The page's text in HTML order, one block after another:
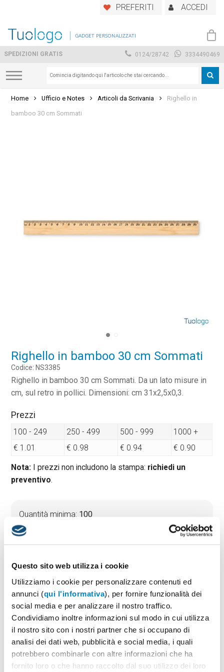
Questo sito web utilizza i cookie
Utilizziamo i cookie per personalizzare contenuti ed
annunci (qui l'informativa), per fornire funzionalità dei
social media e per analizzare il nostro traffico.
Condividiamo inoltre informazioni sul modo in cui utilizza
il nostro sito con i nostri partner che si occupano di
analisi dei dati web, pubblicità e social media, i quali
potrebbero combinarle con altre informazioni che ha
fornito loro o che hanno raccolto dal suo utilizzo dei loro
main
PREFERITI ACCEDI
GADGET PERSONALIZZATI
SPEDIZIONI GRATIS 0124/28742 3334490469
Home Ufficio e Notes Articoli da Scrivania
Righello in
bamboo 30 cm Sommati
Righello in bamboo 30 cm Sommati
Codice: NS3385
Righello in bamboo 30 cm Sommati. Da un lato misure in
cm, sul retro in pollici. Dimensioni: cm 31x2,5x0,3.
Prezzi
100 - 249 250 - 499 500 - 999
1000 +
€ 1.01
€ 0.98 € 0.94 € 0.90
Nota: I prezzi non includono la stampa: richiedi un
preventivo.
Quantità minima: 100
Tempi di consegna standard:
10 gg lavorativi
Materiale:
PREVENTIVO & BOZZA GRATUITA
Potrai indicare successivamente la suddivisione per
taglie e colore
1 Seleziona il colore: